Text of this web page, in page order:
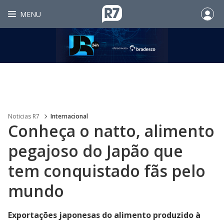
MENU
Noticias R7 Internacional
Conheça o natto, alimento
pegajoso do Japão que
tem conquistado fãs pelo
mundo
Exportações japonesas do alimento produzido à